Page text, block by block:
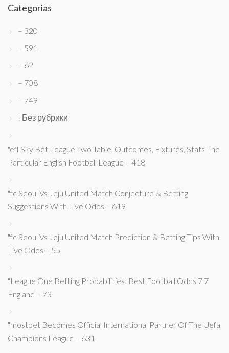
Categorias
– 320
– 591
– 62
– 708
– 749
! Без рубрики
"efl Sky Bet League Two Table, Outcomes, Fixtures, Stats The
Particular English Football League – 418
"fc Seoul Vs Jeju United Match Conjecture & Betting
Suggestions With Live Odds – 619
"fc Seoul Vs Jeju United Match Prediction & Betting Tips With
Live Odds – 55
"League One Betting Probabilities: Best Football Odds 7 7
England – 73
"mostbet Becomes Official International Partner Of The Uefa
Champions League – 631